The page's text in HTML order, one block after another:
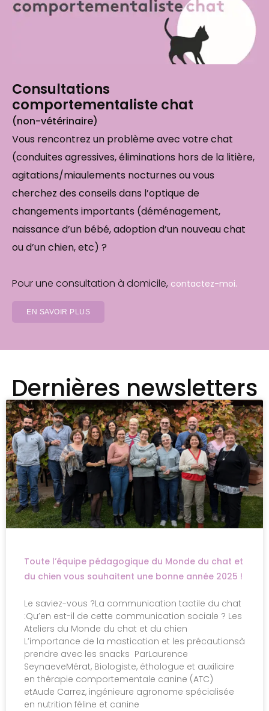
Consultations
comportementaliste chat
(non-vétérinaire)
Vous rencontrez un problème avec votre chat
(conduites agressives, éliminations hors de la litière,
agitations/miaulements nocturnes ou vous
cherchez des conseils dans l’optique de
changements importants (déménagement,
naissance d’un bébé, adoption d’un nouveau chat
ou d’un chien, etc) ?
Pour une consultation à domicile, contactez-moi.
EN SAVOIR PLUS
Dernières newsletters
Toute l’équipe pédagogique du Monde du chat et
du chien vous souhaitent une bonne année 2025 !
Le saviez-vous ?​​La communication tactile du chat
:Qu’en est-il de cette communication sociale ? Les
Ateliers du Monde du chat et du chien
L’importance de la mastication et les précautionsà
prendre avec les snacks ParLaurence
SeynaeveMérat, Biologiste, éthologue et auxiliaire
en thérapie comportementale canine (ATC)
etAude Carrez, ingénieure agronome spécialisée
en nutrition féline et canine